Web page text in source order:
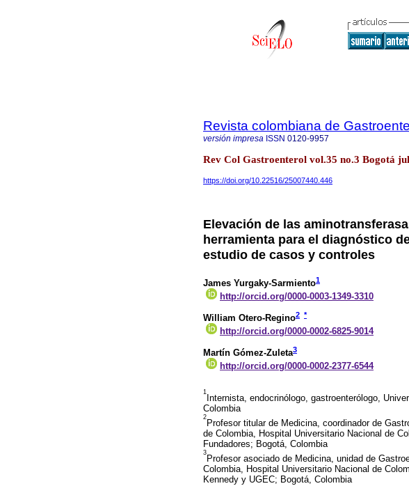
Revista colombiana de
versión impresa ISSN 0120-9957
Rev Col Gastroenterol vol.35 no.3 Bogotá
https://doi.org/10.22516/25007440.446
Elevación de las
herramienta para el diagnóstico
estudio de casos y controles
James Yurgaky-Sarmiento1
http://orcid.org/0000-0003-1349-3310
William Otero-Regino2 *
http://orcid.org/0000-0002-6825-9014
Martín Gómez-Zuleta3
http://orcid.org/0000-0002-2377-6544
1
Internista, endocrinólogo, gastroenterólogo,
Colombia
2
Profesor titular de Medicina, coordinador de
de Colombia, Hospital Universitario Nacional de
Fundadores; Bogotá, Colombia
3
Profesor asociado de Medicina, unidad de
Colombia, Hospital Universitario Nacional de
Kennedy y UGEC; Bogotá, Colombia